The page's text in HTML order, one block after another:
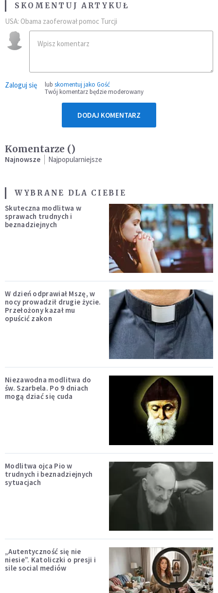
SKOMENTUJ ARTYKUŁ
USA: Obama zaoferował pomoc Turcji
Zaloguj się lub skomentuj jako Gość
Twój komentarz będzie moderowany
DODAJ KOMENTARZ
Komentarze ()
Najnowsze Najpopularniejsze
WYBRANE DLA CIEBIE
Skuteczna modlitwa w
sprawach trudnych i
beznadziejnych
W dzień odprawiał Mszę, w
nocy prowadził drugie życie.
Przełożony kazał mu
opuścić zakon
Niezawodna modlitwa do
św. Szarbela. Po 9 dniach
mogą dziać się cuda
Modlitwa ojca Pio w
trudnych i beznadziejnych
sytuacjach
„Autentyczność się nie
niesie”. Katoliczki o presji i
sile social mediów